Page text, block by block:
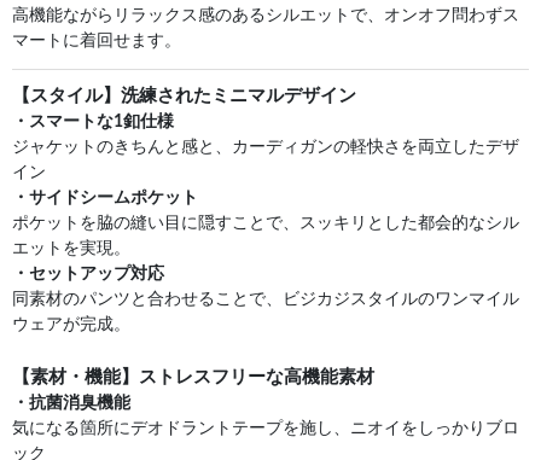
高機能ながらリラックス感のあるシルエットで、オンオフ問わずス
マートに着回せます。
【スタイル】洗練されたミニマルデザイン
・スマートな1釦仕様
ジャケットのきちんと感と、カーディガンの軽快さを両立したデザ
イン
・サイドシームポケット
ポケットを脇の縫い目に隠すことで、スッキリとした都会的なシル
エットを実現。
・セットアップ対応
同素材のパンツと合わせることで、ビジカジスタイルのワンマイル
ウェアが完成。
【素材・機能】ストレスフリーな高機能素材
・抗菌消臭機能
気になる箇所にデオドラントテープを施し、ニオイをしっかりブロ
ック